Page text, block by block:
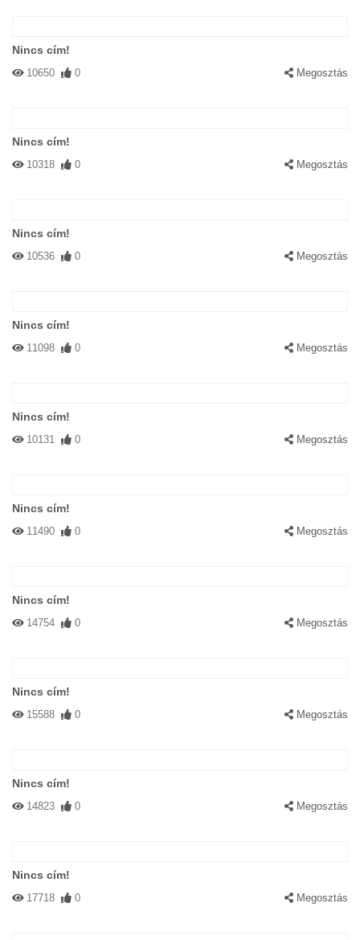
Nincs cím!
10650 0 Megosztás
Nincs cím!
10318 0 Megosztás
Nincs cím!
10536 0 Megosztás
Nincs cím!
11098 0 Megosztás
Nincs cím!
10131 0 Megosztás
Nincs cím!
11490 0 Megosztás
Nincs cím!
14754 0 Megosztás
Nincs cím!
15588 0 Megosztás
Nincs cím!
14823 0 Megosztás
Nincs cím!
17718 0 Megosztás